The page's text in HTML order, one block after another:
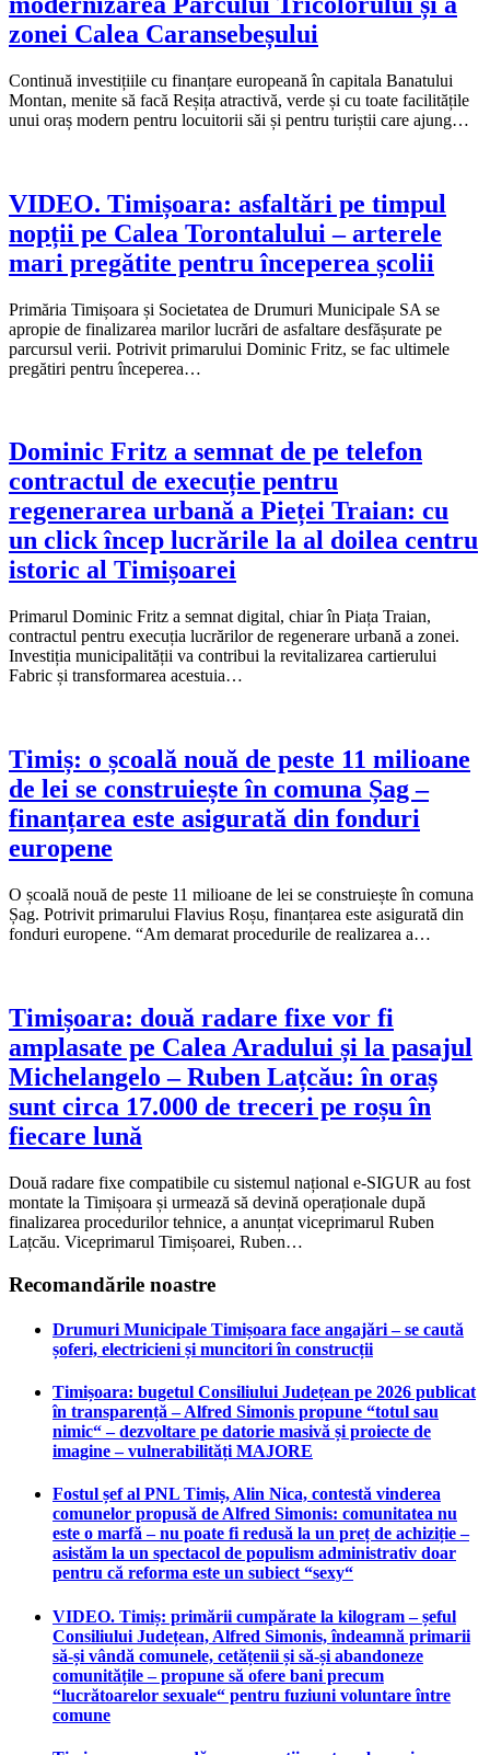
zonei Calea Caransebeșului
Continuă investițiile cu finanțare europeană în capitala Banatului
Montan, menite să facă Reșița atractivă, verde și cu toate facilitățile
unui oraș modern pentru locuitorii săi și pentru turiștii care ajung…
VIDEO. Timișoara: asfaltări pe timpul
nopții pe Calea Torontalului – arterele
mari pregătite pentru începerea școlii
Primăria Timișoara și Societatea de Drumuri Municipale SA se
apropie de finalizarea marilor lucrări de asfaltare desfășurate pe
parcursul verii. Potrivit primarului Dominic Fritz, se fac ultimele
pregătiri pentru începerea…
Dominic Fritz a semnat de pe telefon
contractul de execuție pentru
regenerarea urbană a Pieței Traian: cu
un click încep lucrările la al doilea centru
istoric al Timișoarei
Primarul Dominic Fritz a semnat digital, chiar în Piața Traian,
contractul pentru execuția lucrărilor de regenerare urbană a zonei.
Investiția municipalității va contribui la revitalizarea cartierului
Fabric și transformarea acestuia…
Timiș: o școală nouă de peste 11 milioane
de lei se construiește în comuna Șag –
finanțarea este asigurată din fonduri
europene
O școală nouă de peste 11 milioane de lei se construiește în comuna
Șag. Potrivit primarului Flavius Roșu, finanțarea este asigurată din
fonduri europene. “Am demarat procedurile de realizarea a…
Timișoara: două radare fixe vor fi
amplasate pe Calea Aradului și la pasajul
Michelangelo – Ruben Lațcău: în oraș
sunt circa 17.000 de treceri pe roșu în
fiecare lună
Două radare fixe compatibile cu sistemul național e-SIGUR au fost
montate la Timișoara și urmează să devină operaționale după
finalizarea procedurilor tehnice, a anunțat viceprimarul Ruben
Lațcău. Viceprimarul Timișoarei, Ruben…
Recomandările noastre
Drumuri Municipale Timișoara face angajări – se caută
șoferi, electricieni și muncitori în construcții
Timișoara: bugetul Consiliului Județean pe 2026 publicat
în transparență – Alfred Simonis propune “totul sau
nimic“ – dezvoltare pe datorie masivă și proiecte de
imagine – vulnerabilități MAJORE
Fostul șef al PNL Timiș, Alin Nica, contestă vinderea
comunelor propusă de Alfred Simonis: comunitatea nu
este o marfă – nu poate fi redusă la un preț de achiziție –
asistăm la un spectacol de populism administrativ doar
pentru că reforma este un subiect “sexy“
VIDEO. Timiș: primării cumpărate la kilogram – șeful
Consiliului Județean, Alfred Simonis, îndeamnă primarii
să-și vândă comunele, cetățenii și să-și abandoneze
comunitățile – propune să ofere bani precum
“lucrătoarelor sexuale“ pentru fuziuni voluntare între
comune